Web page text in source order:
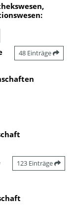
48 Einträge
123 Einträge